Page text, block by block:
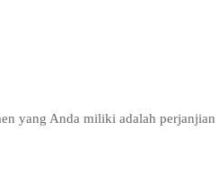
yang Anda miliki adalah perjanjian